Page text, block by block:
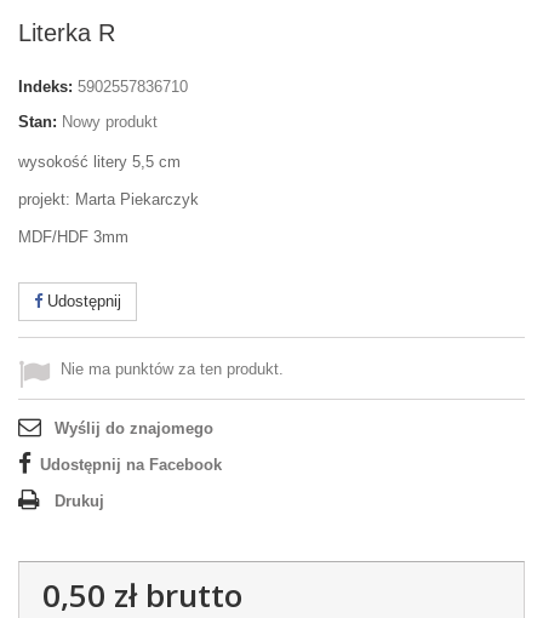
Literka R
Indeks: 5902557836710
Stan: Nowy produkt
wysokość litery 5,5 cm
projekt: Marta Piekarczyk
MDF/HDF 3mm
Udostępnij
Nie ma punktów za ten produkt.
Wyślij do znajomego
Udostępnij na Facebook
Drukuj
0,50 złbrutto